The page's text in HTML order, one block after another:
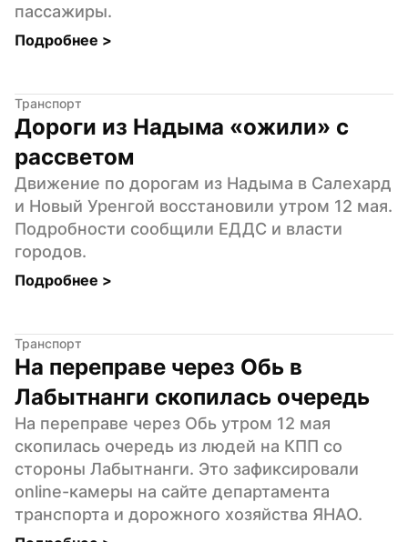
пассажиры.
Подробнее >
Транспорт
Дороги из Надыма «ожили» с
рассветом
Движение по дорогам из Надыма в Салехард
и Новый Уренгой восстановили утром 12 мая.
Подробности сообщили ЕДДС и власти
городов.
Подробнее >
Транспорт
На переправе через Обь в
Лабытнанги скопилась очередь
На переправе через Обь утром 12 мая
скопилась очередь из людей на КПП со
стороны Лабытнанги. Это зафиксировали
online-камеры на сайте департамента
транспорта и дорожного хозяйства ЯНАО.